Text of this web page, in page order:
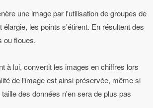
une image par l'utilisation de groupes de
élargie, les points s'étirent. En résultent des
ou floues.
à lui, convertit les images en chiffres lors
de l'image est ainsi préservée, même si
des données n'en sera de plus pas